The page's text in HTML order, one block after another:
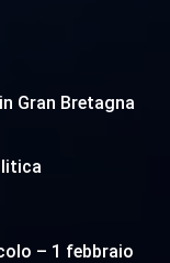
Gran Bretagna
– 1 febbraio